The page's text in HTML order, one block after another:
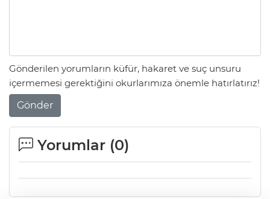
Gönderilen yorumların küfür, hakaret ve suç unsuru
içermemesi gerektiğini okurlarımıza önemle hatırlatırız!
Gönder
Yorumlar (0)